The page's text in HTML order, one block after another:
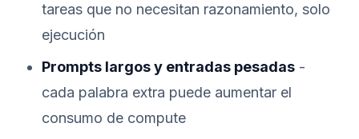
tareas que no necesitan razonamiento, solo
ejecución
Prompts largos y entradas pesadas -
cada palabra extra puede aumentar el
consumo de compute